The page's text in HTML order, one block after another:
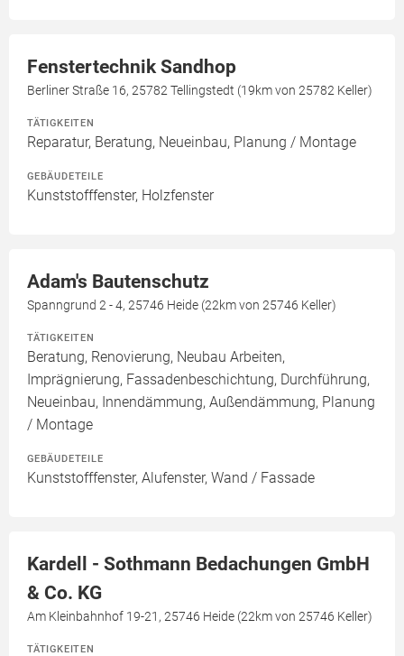
Fenstertechnik Sandhop
Berliner Straße 16, 25782 Tellingstedt (19km von 25782 Keller)
TÄTIGKEITEN
Reparatur, Beratung, Neueinbau, Planung / Montage
GEBÄUDETEILE
Kunststofffenster, Holzfenster
Adam's Bautenschutz
Spanngrund 2 - 4, 25746 Heide (22km von 25746 Keller)
TÄTIGKEITEN
Beratung, Renovierung, Neubau Arbeiten,
Imprägnierung, Fassadenbeschichtung, Durchführung,
Neueinbau, Innendämmung, Außendämmung, Planung
/ Montage
GEBÄUDETEILE
Kunststofffenster, Alufenster, Wand / Fassade
Kardell - Sothmann Bedachungen GmbH
& Co. KG
Am Kleinbahnhof 19-21, 25746 Heide (22km von 25746 Keller)
TÄTIGKEITEN